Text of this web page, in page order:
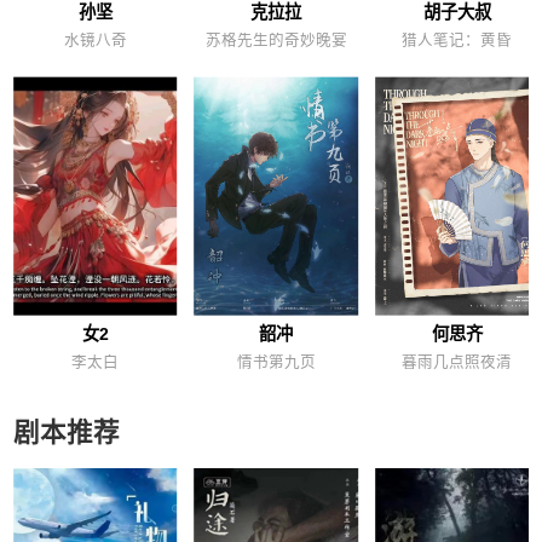
孙坚
水镜八奇
克拉拉
苏格先生的奇妙晚宴
胡子大叔
猎人笔记：黄昏
女2
李太白
韶冲
情书第九页
何思齐
暮雨几点照夜清
剧本推荐